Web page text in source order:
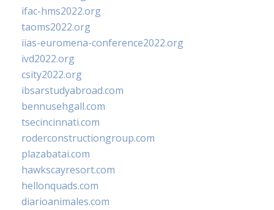
ifac-hms2022.org
taoms2022.org
iias-euromena-conference2022.org
ivd2022.org
csity2022.org
ibsarstudyabroad.com
bennusehgall.com
tsecincinnati.com
roderconstructiongroup.com
plazabatai.com
hawkscayresort.com
hellonquads.com
diarioanimales.com